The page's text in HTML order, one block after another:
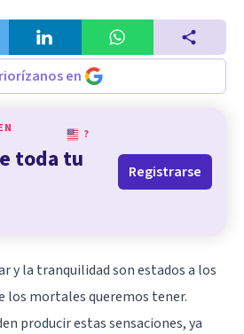
en
?
toda tu
Registrarse
y la tranquilidad son estados a los
los mortales queremos tener.
producir estas sensaciones, ya